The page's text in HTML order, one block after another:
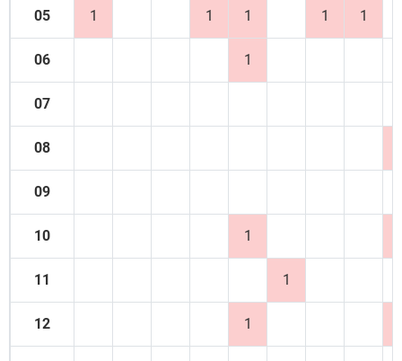
05 1 1 1 1 1
06 1
07
08
09
10 1
11 1
12 1